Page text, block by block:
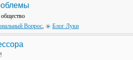
Вопрос, Блог Луки